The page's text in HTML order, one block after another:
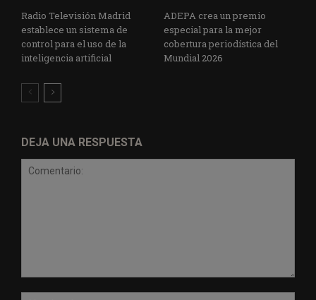
Radio Televisión Madrid
establece un sistema de
control para el uso de la
inteligencia artificial
ADEPA crea un premio
especial para la mejor
cobertura periodística del
Mundial 2026
DEJA UNA RESPUESTA